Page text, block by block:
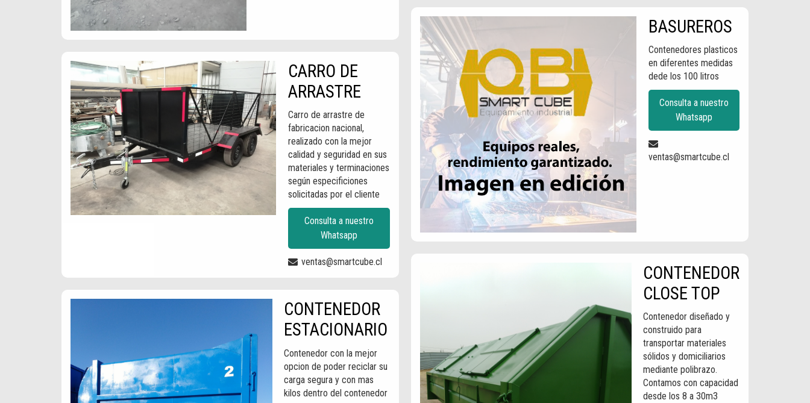
BASUREROS
Contenedores plasticos
en diferentes medidas
dede los 100 litros
Consulta a nuestro
Whatsapp
ventas@smartcube.cl
CARRO DE
ARRASTRE
Carro de arrastre de
fabricacion nacional,
realizado con la mejor
calidad y seguridad en sus
materiales y terminaciones
según especificiones
solicitadas por el cliente
Consulta a nuestro
Whatsapp
ventas@smartcube.cl
CONTENEDOR
CLOSE TOP
Contenedor diseñado y
construido para
transportar materiales
sólidos y domiciliarios
mediante polibrazo.
Contamos con capacidad
desde los 8 a 30m3
CONTENEDOR
ESTACIONARIO
Contenedor con la mejor
opcion de poder reciclar su
carga segura y con mas
kilos dentro del contenedor